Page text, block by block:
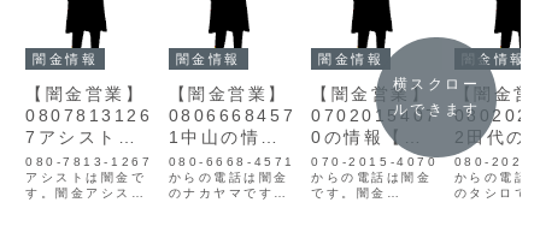
闇金情報
【闇金営業】
0807813126
7アシストの
情報【迷惑電
話】
080-7813-1267
アシストは闇金で
す。闇金アシスト
闇金情報
【闇金営業】
0806668457
1中山の情報
【迷惑電話】
080-6668-4571
からの電話は闇金
のナカヤマです。
闇金情報
【闇金営業】
0702015407
0の情報【迷
惑電話】
070-2015-4070
からの電話は闇金
です。闇金
闇金情報
【闇金営
2田代の
【迷惑電
080-
からの電話
のタシロで
横スクロー
ルできます